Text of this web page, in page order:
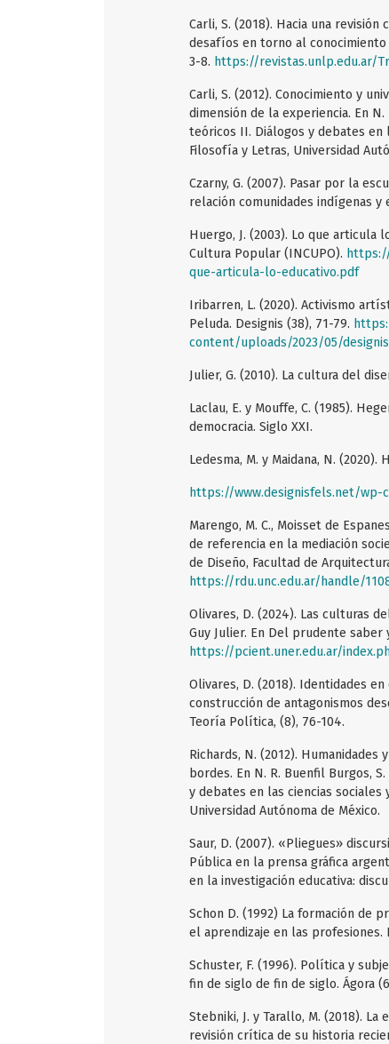
Carli, S. (2018). Hacia una
desafíos en torno al
3-8. https://revistas.unlp.edu.ar/
Carli, S. (2012). Conocimiento y
dimensión de la experiencia. En N.
teóricos II. Diálogos y debates en
Filosofía y Letras, Universidad
Czarny, G. (2007). Pasar por la
relación comunidades indígenas y
Huergo, J. (2003). Lo que
Cultura Popular (INCUPO).
que-articula-lo-educativo.pdf
Iribarren, L. (2020). Activismo
Peluda. Designis (38), 71-79.
content/uploads/2023/05/
Julier, G. (2010). La cultura del
Laclau, E. y Mouffe, C. (1985).
democracia. Siglo XXI.
Ledesma, M. y Maidana, N.
https://www.designisfels.net/wp-
Marengo, M. C., Moisset de
de referencia en la mediación
de Diseño, Facultad de
https://rdu.unc.edu.ar/handle/
Olivares, D. (2024). Las culturas
Guy Julier. En Del prudente
https://pcient.uner.edu.ar/
Olivares, D. (2018). Identidades
construcción de antagonismos
Teoría Política, (8), 76-104.
Richards, N. (2012).
bordes. En N. R. Buenfil Burgos,
y debates en las ciencias sociales
Universidad Autónoma de México.
Saur, D. (2007). «Pliegues»
Pública en la prensa gráfica
en la investigación educativa:
Schon D. (1992) La formación de
el aprendizaje en las profesiones.
Schuster, F. (1996). Política y
fin de siglo de fin de siglo. Ágora
Stebniki, J. y Tarallo, M. (2018).
revisión crítica de su historia